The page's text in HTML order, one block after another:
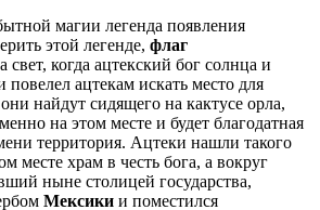
магии легенда появления
этой легенде, флаг
свет, когда ацтекский бог солнца и
ацтекам искать место для
найдут сидящего на кактусе орла,
на этом месте и будет благодатная
территория. Ацтеки нашли такого
месте храм в честь бога, а вокруг
ныне столицей государства,
Мексики и поместился